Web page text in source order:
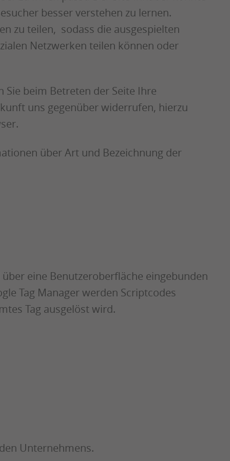
besser verstehen zu lernen.
zu teilen, sodass die ausgespielten
Netzwerken teilen können oder
Sie beim Betreten der Seite Ihre
uns gegenüber widerrufen, hierzu
über Art und Bezeichnung der
eine Benutzeroberfläche eingebunden
Tag Manager werden Scriptcodes
Tag ausgelöst wird.
Unternehmens.